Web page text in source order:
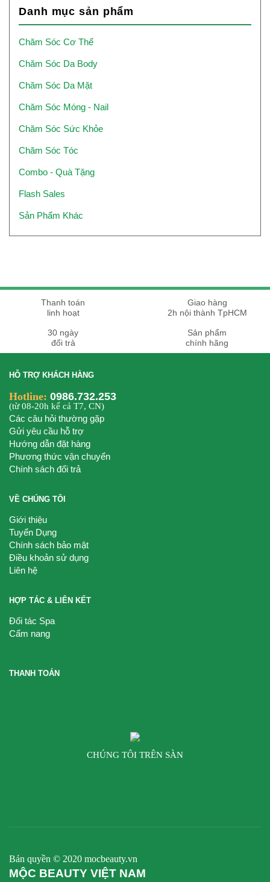
Danh mục sản phẩm
Chăm Sóc Cơ Thể
Chăm Sóc Da Body
Chăm Sóc Da Mặt
Chăm Sóc Móng - Nail
Chăm Sóc Sức Khỏe
Chăm Sóc Tóc
Combo - Quà Tặng
Flash Sales
Sản Phẩm Khác
Thanh toán
linh hoạt
Giao hàng
2h nội thành TpHCM
30 ngày
đổi trả
Sản phẩm
chính hãng
HỖ TRỢ KHÁCH HÀNG
Hotline: 0986.732.253
(từ 08-20h kể cả T7, CN)
Các câu hỏi thường gặp
Gửi yêu cầu hỗ trợ
Hướng dẫn đặt hàng
Phương thức vận chuyển
Chính sách đổi trả
VỀ CHÚNG TÔI
Giới thiệu
Tuyển Dụng
Chính sách bảo mật
Điều khoản sử dụng
Liên hệ
HỢP TÁC & LIÊN KẾT
Đối tác Spa
Cẩm nang
THANH TOÁN
CHÚNG TÔI TRÊN SÀN
Bản quyền © 2020 mocbeauty.vn
MỘC BEAUTY VIỆT NAM